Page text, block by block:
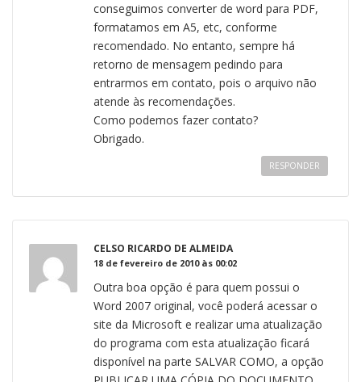
conseguimos converter de word para PDF,
formatamos em A5, etc, conforme
recomendado. No entanto, sempre há
retorno de mensagem pedindo para
entrarmos em contato, pois o arquivo não
atende às recomendações.
Como podemos fazer contato?
Obrigado.
RESPONDER
CELSO RICARDO DE ALMEIDA
18 de fevereiro de 2010 às 00:02
Outra boa opção é para quem possui o
Word 2007 original, você poderá acessar o
site da Microsoft e realizar uma atualização
do programa com esta atualização ficará
disponível na parte SALVAR COMO, a opção